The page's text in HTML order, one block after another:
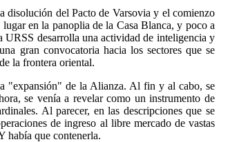
disolución del Pacto de Varsovia y el comienzo
en la panoplia de la Casa Blanca, y poco a
URSS desarrolla una actividad de inteligencia y
gran convocatoria hacia los sectores que se
la frontera oriental.
"expansión" de la Alianza. Al fin y al cabo, se
se venía a revelar como un instrumento de
Al parecer, en las descripciones que se
de ingreso al libre mercado de vastas
había que contenerla.